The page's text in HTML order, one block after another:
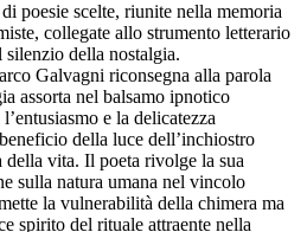
poesie scelte, riunite nella memoria
collegate allo strumento letterario
della nostalgia.
Galvagni riconsegna alla parola
assorta nel balsamo ipnotico
e la delicatezza
della luce dell’inchiostro
della vita. Il poeta rivolge la sua
sulla natura umana nel vincolo
la vulnerabilità della chimera ma
spirito del rituale attraente nella